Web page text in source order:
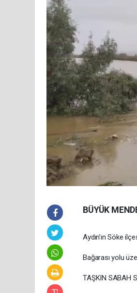
BÜYÜK
Aydın’ın Söke
Bağarası yolu
TAŞKIN SABAH